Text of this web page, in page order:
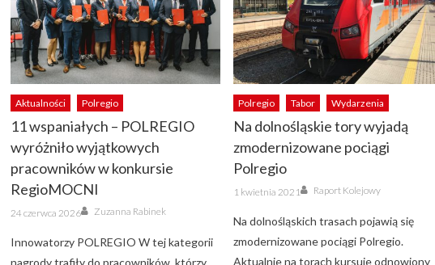
Aktualności Polregio
11 wspaniałych – POLREGIO
wyróżniło wyjątkowych
pracowników w konkursie
RegioMOCNI
Posted
on
24 czerwca 2026 Author
Zuzanna Rabinek
Innowatorzy POLREGIO W tej kategorii
Polregio Tabor Wydarzenia
Na dolnośląskie tory wyjadą
zmodernizowane pociągi
Polregio
Posted
on
1 kwietnia 2021 Author
Raport Kolejowy
Na dolnośląskich trasach pojawią się
zmodernizowane pociągi Polregio.
Aktualnie na torach kursuje odnowiony